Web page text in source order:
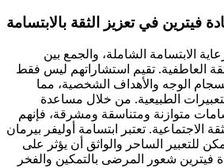
فيترين في تعزيز الثقة بالابتسامة
الابتسامة الشاملة، والجمع بين
العاطفية. تقيم استشاراتهم ليس فقط
الوجه والأهداف الشخصية، مما
الطبيعية. من خلال مساعدة
متوازنة ومتناسقة ومشرقة، فإنهم
الاجتماعية. تعتبر ابتسامة أوليفر بيرمان
للتعبير الساحر والواثق أن يؤثر على
فيترين شعور المرضى بالتمكين والفخر